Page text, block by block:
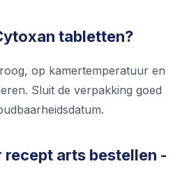
tabletten?
op kamertemperatuur en
Sluit de verpakking goed
arts bestellen -